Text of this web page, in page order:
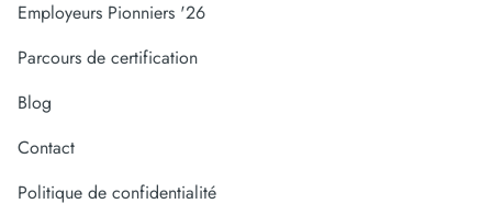
Employeurs Pionniers '26
Parcours de certification
Blog
Contact
Politique de confidentialité